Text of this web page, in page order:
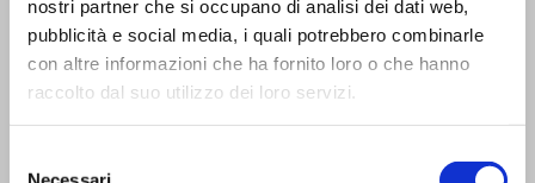
nostri partner che si occupano di analisi dei dati web,
pubblicità e social media, i quali potrebbero combinarle
con altre informazioni che ha fornito loro o che hanno
raccolto dal suo utilizzo dei loro servizi.
CONTATTI